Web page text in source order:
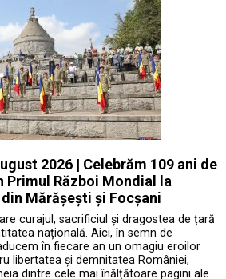
2026 | Celebrăm 109 ani de
Primul Război Mondial la
Mărășești și Focșani
curajul, sacrificiul și dragostea de țară
națională. Aici, în semn de
în fiecare an un omagiu eroilor
libertatea și demnitatea României,
dintre cele mai înălțătoare pagini ale